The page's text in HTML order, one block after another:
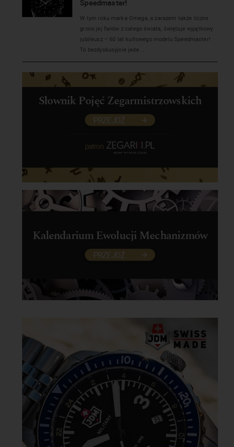
Speedmaster!
W tym roku marka Omega, a zarazem także liczne
grono jej fanów z całego świata, świętuje wyjątkowy
jubileusz – 60 lat kultowego modelu Speedmaster!
To bezdyskusyjnie jede ...
Słownik Pojęć Zegarmistrzowskich
PRZEJDŹ
patron
Kalendarium Ewolucji Mechanizmów
PRZEJDŹ